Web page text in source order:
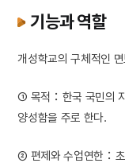
기능과 역할
개성학교의 구체적인
① 목적：한국 국민의
양성함을 주로 한다.
② 편제와 수업연한：